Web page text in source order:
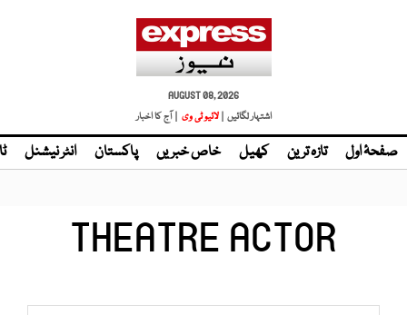
AUGUST 08, 2026
اشتہار لگائیں | لائیو ٹی وی | آج کا اخبار
صفحۂ اول تازہ ترین کھیل خاص خبریں پاکستان انٹر نیشنل
THEATRE ACTOR